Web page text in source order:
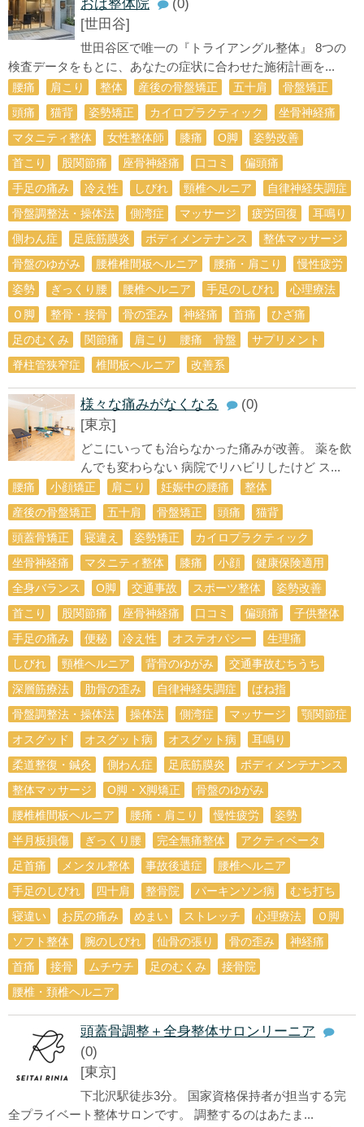
おば整体院
(0)
[世田谷]
世田谷区で唯一の『トライアングル整体』 8つの
検査データをもとに、あなたの症状に合わせた施術計画を...
腰痛 肩こり 整体 産後の骨盤矯正 五十肩
骨盤矯正
頭痛
猫背 姿勢矯正 カイロプラクティック
坐骨神経痛
マタニティ整体
女性整体師 膝痛 О脚
姿勢改善
首こり
股関節痛 座骨神経痛 口コミ
偏頭痛
手足の痛み
冷え性 しびれ 頸椎ヘルニア
自律神経失調症
骨盤調整法・操体法
側湾症 マッサージ 疲労回復
耳鳴り
側わん症
足底筋膜炎 ボディメンテナンス
整体マッサージ
骨盤のゆがみ
腰椎椎間板ヘルニア 腰痛・肩こり
慢性疲労
姿勢
ぎっくり腰 腰椎ヘルニア 手足のしびれ
心理療法
Ｏ脚
整骨・接骨 骨の歪み 神経痛 首痛
ひざ痛
足のむくみ
関節痛 肩こり 腰痛 骨盤
サプリメント
脊柱管狭窄症
椎間板ヘルニア 改善系
様々な痛みがなくなる
(0)
[東京]
どこにいっても治らなかった痛みが改善。 薬を飲
んでも変わらない 病院でリハビリしたけど ス...
腰痛 小顔矯正 肩こり 妊娠中の腰痛
整体
産後の骨盤矯正
五十肩 骨盤矯正 頭痛
猫背
頭蓋骨矯正
寝違え 姿勢矯正
カイロプラクティック
坐骨神経痛
マタニティ整体 膝痛 小顔
健康保険適用
全身バランス
О脚 交通事故 スポーツ整体
姿勢改善
首こり
股関節痛 座骨神経痛 口コミ 偏頭痛
子供整体
手足の痛み
便秘 冷え性 オステオパシー
生理痛
しびれ
頸椎ヘルニア 背骨のゆがみ
交通事故むちうち
深層筋療法
肋骨の歪み 自律神経失調症
ばね指
骨盤調整法・操体法
操体法 側湾症 マッサージ
顎関節症
オスグッド
オスグット病 オスグット病
耳鳴り
柔道整復・鍼灸
側わん症 足底筋膜炎
ボディメンテナンス
整体マッサージ
O脚・X脚矯正
骨盤のゆがみ
腰椎椎間板ヘルニア
腰痛・肩こり 慢性疲労
姿勢
半月板損傷
ぎっくり腰 完全無痛整体
アクティベータ
足首痛
メンタル整体 事故後遺症
腰椎ヘルニア
手足のしびれ
四十肩 整骨院 パーキンソン病
むち打ち
寝違い
お尻の痛み めまい ストレッチ 心理療法
Ｏ脚
ソフト整体
腕のしびれ 仙骨の張り 骨の歪み
神経痛
首痛
接骨 ムチウチ 足のむくみ
接骨院
腰椎・頚椎ヘルニア
頭蓋骨調整＋全身整体サロンリーニア
(0)
[東京]
下北沢駅徒歩3分。 国家資格保持者が担当する完
全プライベート整体サロンです。 調整するのはあたま...